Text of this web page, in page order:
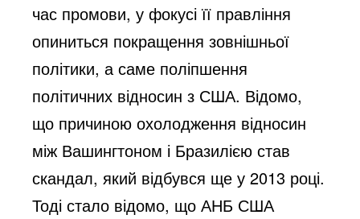
час промови, у фокусі її правління
опиниться покращення зовнішньої
політики, а саме поліпшення
політичних відносин з США. Відомо,
що причиною охолодження відносин
між Вашингтоном і Бразилією став
скандал, який відбувся ще у 2013 році.
Тоді стало відомо, що АНБ США